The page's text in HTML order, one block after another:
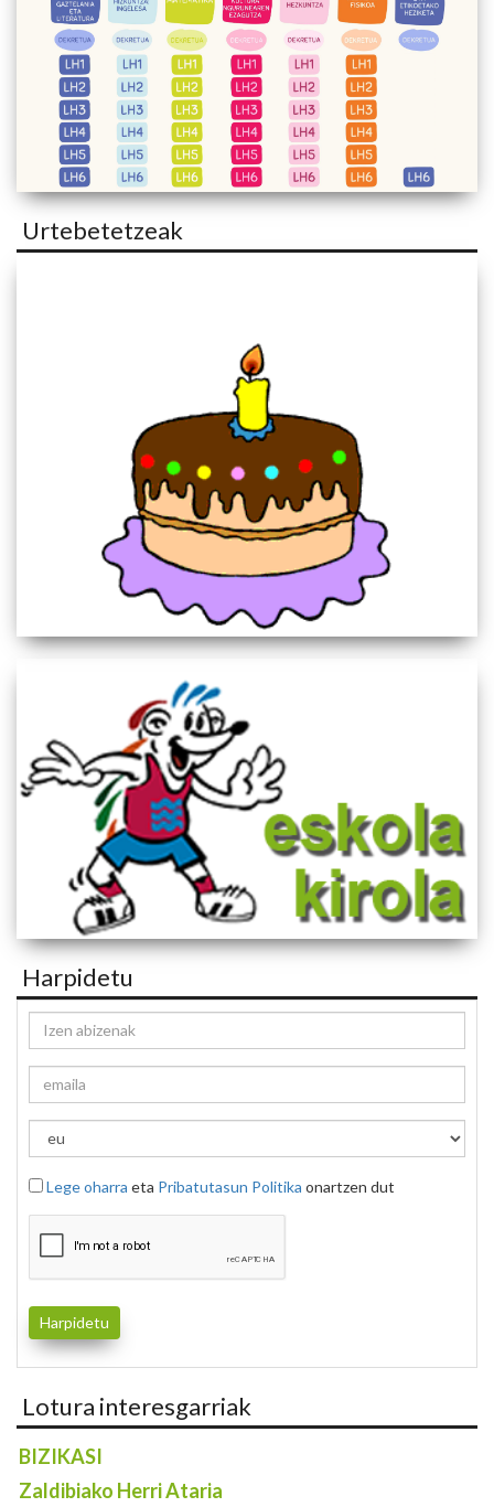
Urtebetetzeak
Harpidetu
Lege oharra eta Pribatutasun Politika onartzen dut
Lotura interesgarriak
BIZIKASI
Zaldibiako Herri Ataria